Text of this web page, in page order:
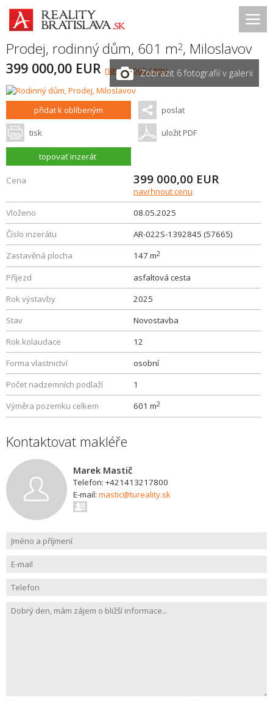
Prodej, rodinný dům, 601 m2, Miloslavov
399 000,00 EUR navrhnout cenuZobrazit 6 fotografií v galerii
přidat k oblíbeným poslat
tisk uložit PDF
topovať inzerát
Cena 399 000,00 EUR
navrhnout cenu
Vloženo
08.05.2025
Číslo inzerátu
AR-022S-1392845 (57665)
Zastavěná plocha
147 m2
Příjezd
asfaltová cesta
Rok výstavby
2025
Stav
Novostavba
Rok kolaudace
12
Forma vlastnictví
osobní
Počet nadzemních podlaží
1
Výměra pozemku celkem
601 m2
Kontaktovat makléře
Marek Mastič
Telefon: +421413217800
E-mail: mastic@tureality.sk